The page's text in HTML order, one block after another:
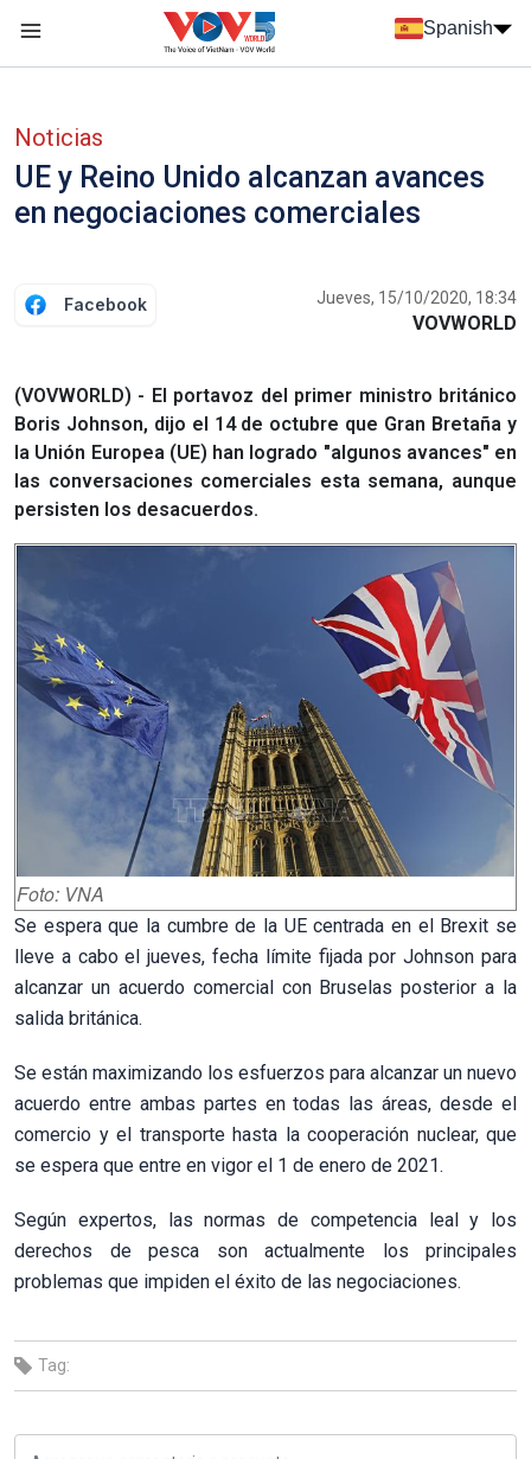
Spanish
Noticias
UE y Reino Unido alcanzan avances
en negociaciones comerciales
Facebook Jueves, 15/10/2020, 18:34
VOVWORLD
(VOVWORLD) - El portavoz del primer ministro británico
Boris Johnson, dijo el 14 de octubre que Gran Bretaña y
la Unión Europea (UE) han logrado "algunos avances" en
las conversaciones comerciales esta semana, aunque
persisten los desacuerdos.
Foto: VNA
Se espera que la cumbre de la UE centrada en el Brexit se
lleve a cabo el jueves, fecha límite fijada por Johnson para
alcanzar un acuerdo comercial con Bruselas posterior a la
salida británica.
Se están maximizando los esfuerzos para alcanzar un nuevo
acuerdo entre ambas partes en todas las áreas, desde el
comercio y el transporte hasta la cooperación nuclear, que
se espera que entre en vigor el 1 de enero de 2021.
Según expertos, las normas de competencia leal y los
derechos de pesca son actualmente los principales
problemas que impiden el éxito de las negociaciones.
Tag: